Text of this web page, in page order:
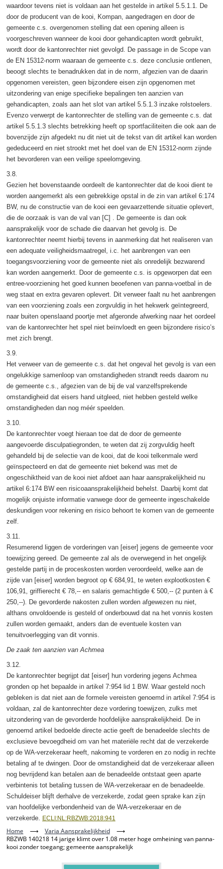
waardoor tevens niet is voldaan aan het gestelde in artikel 5.5.1.1. De
door de producent van de kooi, Kompan, aangedragen en door de
gemeente c.s. overgenomen stelling dat een opening alleen is
voorgeschreven wanneer de kooi door gehandicapten wordt gebruikt,
wordt door de kantonrechter niet gevolgd. De passage in de Scope van
de EN 15312-norm waaraan de gemeente c.s. deze conclusie ontlenen,
beoogt slechts te benadrukken dat in de norm, afgezien van de daarin
opgenomen vereisten, geen bijzondere eisen zijn opgenomen met
uitzondering van enige specifieke bepalingen ten aanzien van
gehandicapten, zoals aan het slot van artikel 5.5.1.3 inzake rolstoelers.
Evenzo verwerpt de kantonrechter de stelling van de gemeente c.s. dat
artikel 5.5.1.3 slechts betrekking heeft op sportfaciliteiten die ook aan de
bovenzijde zijn afgedekt nu dit niet uit de tekst van dit artikel kan worden
gededuceerd en niet strookt met het doel van de EN 15312-norm zijnde
het bevorderen van een veilige speelomgeving.
3.8.
Gezien het bovenstaande oordeelt de kantonrechter dat de kooi dient te
worden aangemerkt als een gebrekkige opstal in de zin van artikel 6:174
BW, nu de constructie van de kooi een gevaarzettende situatie oplevert,
die de oorzaak is van de val van [C] . De gemeente is dan ook
aansprakelijk voor de schade die daarvan het gevolg is. De
kantonrechter neemt hierbij tevens in aanmerking dat het realiseren van
een adequate veiligheidsmaatregel, i.c. het aanbrengen van een
toegangsvoorziening voor de gemeente niet als onredelijk bezwarend
kan worden aangemerkt. Door de gemeente c.s. is opgeworpen dat een
entree-voorziening het goed kunnen beoefenen van panna-voetbal in de
weg staat en extra gevaren oplevert. Dit verweer faalt nu het aanbrengen
van een voorziening zoals een zorgvuldig in het hekwerk geïntegreerd,
naar buiten openslaand poortje met afgeronde afwerking naar het oordeel
van de kantonrechter het spel niet beïnvloedt en geen bijzondere risico’s
met zich brengt.
3.9.
Het verweer van de gemeente c.s. dat het ongeval het gevolg is van een
ongelukkige samenloop van omstandigheden strandt reeds daarom nu
de gemeente c.s., afgezien van de bij de val vanzelfsprekende
omstandigheid dat eisers hand uitgleed, niet hebben gesteld welke
omstandigheden dan nog méér speelden.
3.10.
De kantonrechter voegt hieraan toe dat de door de gemeente
aangevoerde disculpatiegronden, te weten dat zij zorgvuldig heeft
gehandeld bij de selectie van de kooi, dat de kooi telkenmale werd
geïnspecteerd en dat de gemeente niet bekend was met de
ongeschiktheid van de kooi niet afdoet aan haar aansprakelijkheid nu
artikel 6:174 BW een risicoaansprakelijkheid behelst. Daarbij komt dat
mogelijk onjuiste informatie vanwege door de gemeente ingeschakelde
deskundigen voor rekening en risico behoort te komen van de gemeente
zelf.
3.11.
Resumerend liggen de vorderingen van [eiser] jegens de gemeente voor
toewijzing gereed. De gemeente zal als de overwegend in het ongelijk
gestelde partij in de proceskosten worden veroordeeld, welke aan de
zijde van [eiser] worden begroot op € 684,91, te weten explootkosten €
106,91, griffierecht € 78,-- en salaris gemachtigde € 500,-- (2 punten à €
250,--). De gevorderde nakosten zullen worden afgewezen nu niet,
althans onvoldoende is gesteld of onderbouwd dat na het vonnis kosten
zullen worden gemaakt, anders dan de eventuele kosten van
tenuitvoerlegging van dit vonnis.
De zaak ten aanzien van Achmea
3.12.
De kantonrechter begrijpt dat [eiser] hun vordering jegens Achmea
gronden op het bepaalde in artikel 7:954 lid 1 BW. Waar gesteld noch
gebleken is dat niet aan de formele vereisten genoemd in artikel 7:954 is
voldaan, zal de kantonrechter deze vordering toewijzen, zulks met
uitzondering van de gevorderde hoofdelijke aansprakelijkheid. De in
genoemd artikel bedoelde directe actie geeft de benadeelde slechts de
exclusieve bevoegdheid om van het materiële recht dat de verzekerde
op de WA-verzekeraar heeft, nakoming te vorderen en zo nodig in rechte
betaling af te dwingen. Door de omstandigheid dat de verzekeraar alleen
nog bevrijdend kan betalen aan de benadeelde ontstaat geen aparte
verbintenis tot betaling tussen de WA-verzekeraar en de benadeelde.
Schuldeiser blijft derhalve de verzekerde, zodat geen sprake kan zijn
van hoofdelijke verbondenheid van de WA-verzekeraar en de
verzekerde.
ECLI:NL:RBZWB:2018:941
Home ⟶ Varia Aansprakelijkheid
⟶
RBZWB 140218 14 jarige klimt over 1.08 meter hoge omheining van panna-
kooi zonder toegang; gemeente aansprakelijk